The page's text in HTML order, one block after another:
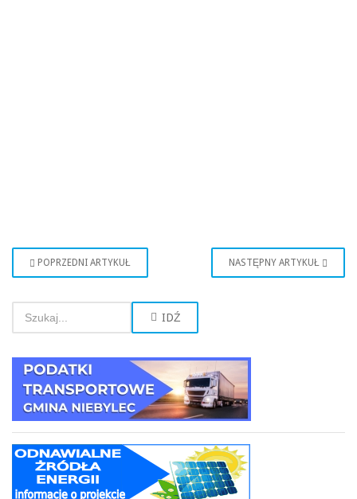
POPRZEDNI ARTYKUŁ NASTĘPNY ARTYKUŁ
IDŹ